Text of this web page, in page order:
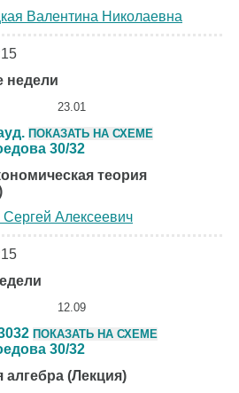
Валентина Николаевна
недели
23.01
ПОКАЗАТЬ НА СХЕМЕ
30/32
теория
Алексеевич
12.09
ПОКАЗАТЬ НА СХЕМЕ
30/32
алгебра (Лекция)